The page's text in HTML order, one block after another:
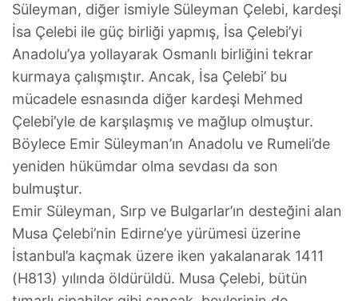
Süleyman, diğer ismiyle Süleyman Çelebi, kardeşi
İsa Çelebi ile güç birliği yapmış, İsa Çelebi’yi
Anadolu’ya yollayarak Osmanlı birliğini tekrar
kurmaya çalışmıştır. Ancak, İsa Çelebi’ bu
mücadele esnasında diğer kardeşi Mehmed
Çelebi’yle de karşılaşmış ve mağlup olmuştur.
Böylece Emir Süleyman’ın Anadolu ve Rumeli’de
yeniden hükümdar olma sevdası da son
bulmuştur.
Emir Süleyman, Sırp ve Bulgarlar’ın desteğini alan
Musa Çelebi’nin Edirne’ye yürümesi üzerine
İstanbul’a kaçmak üzere iken yakalanarak 1411
(H813) yılında öldürüldü. Musa Çelebi, bütün